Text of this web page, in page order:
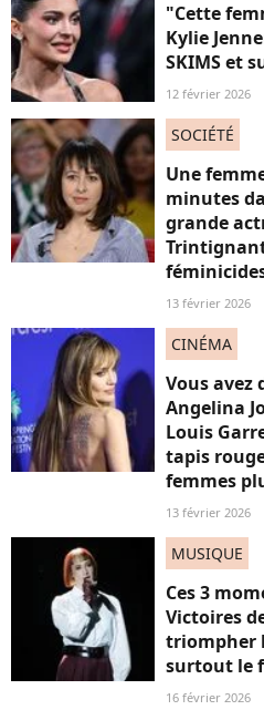
"Cette
Kylie
SKIMS et
12 février 2026
SOCIÉTÉ
Une
minutes
grande
13 février 2026
CINÉMA
Vous avez
Angelina
Louis
tapis
femmes
13 février 2026
MUSIQUE
Ces 3
Victoires
triompher
surtout le
16 février 2026